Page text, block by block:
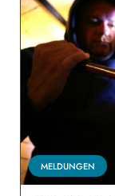
MELDUNGEN